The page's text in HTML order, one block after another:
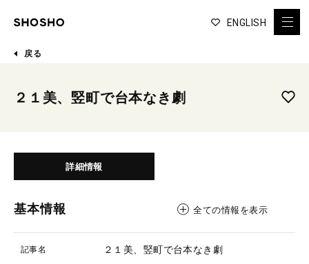
ENGLISH
戻る
２１美、竪町で台本なき劇
詳細情報
基本情報 全ての情報を表示
記事名 ２１美、竪町で台本なき劇